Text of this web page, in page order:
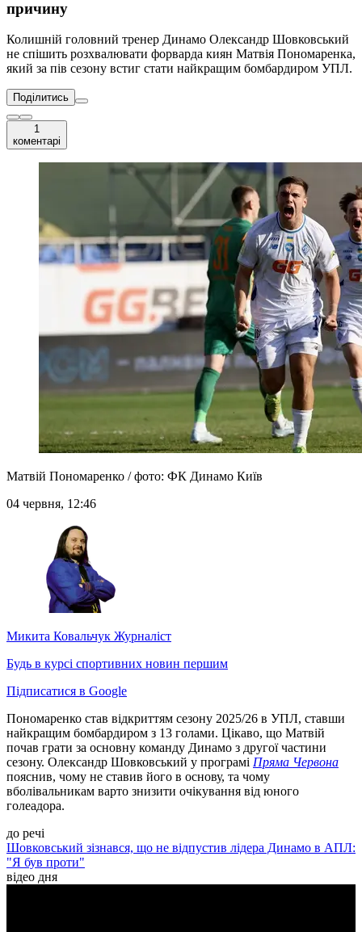
причину
Колишній головний тренер Динамо Олександр Шовковський
не спішить розхвалювати форварда киян Матвія Пономаренка,
який за пів сезону встиг стати найкращим бомбардиром УПЛ.
Поділитись
1
коментарі
Матвій Пономаренко / фото: ФК Динамо Київ
04 червня, 12:46
Микита Ковальчук Журналіст
Будь в курсі спортивних новин першим
Підписатися в Google
Пономаренко став відкриттям сезону 2025/26 в УПЛ, ставши
найкращим бомбардиром з 13 голами. Цікаво, що Матвій
почав грати за основну команду Динамо з другої частини
сезону. Олександр Шовковський у програмі Пряма Червона
пояснив, чому не ставив його в основу, та чому
вболівальникам варто знизити очікування від юного
голеадора.
до речі
Шовковський зізнався, що не відпустив лідера Динамо в АПЛ:
"Я був проти"
відео дня